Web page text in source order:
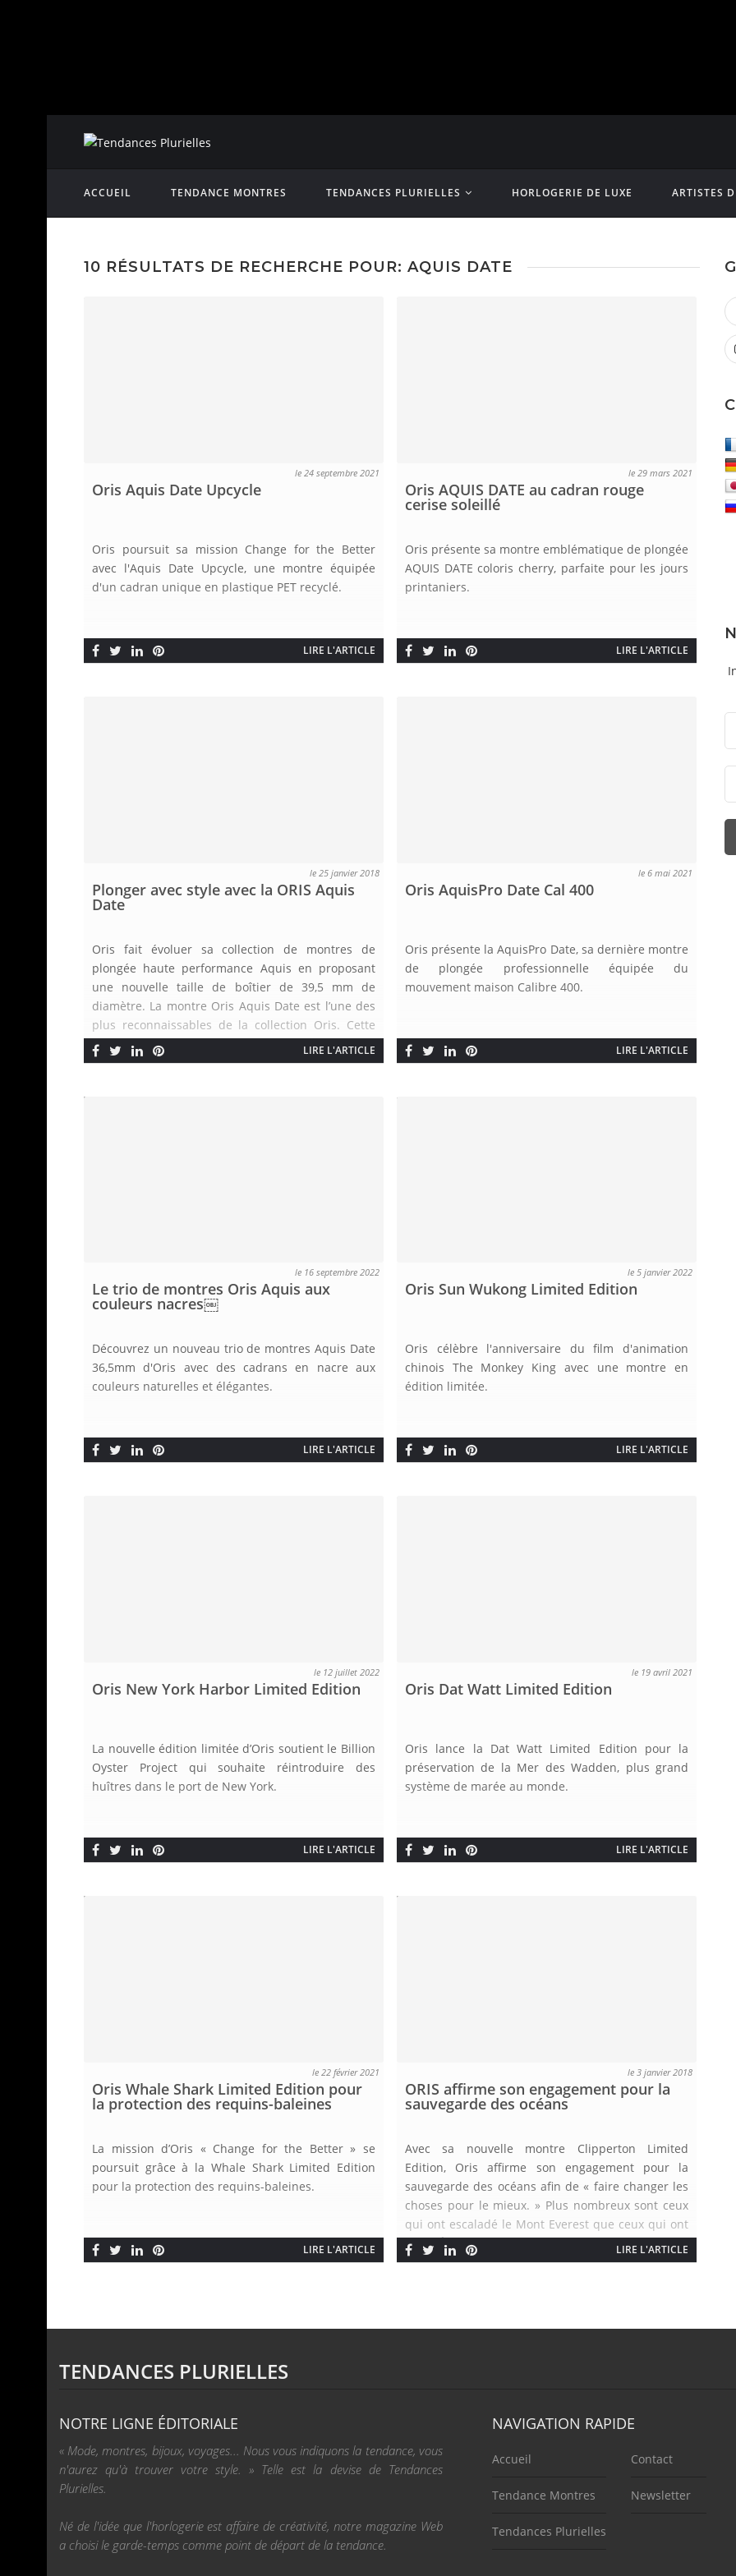
ACCUEIL TENDANCE MONTRES TENDANCES PLURIELLES HORLOGERIE DE LUXE ARTISTES
10 RÉSULTATS DE RECHERCHE POUR: AQUIS DATE
le 24 septembre 2021
Oris Aquis Date Upcycle
Oris poursuit sa mission Change for the Better
avec l'Aquis Date Upcycle, une montre équipée
d'un cadran unique en plastique PET recyclé.
LIRE L'ARTICLE
le 29 mars 2021
Oris AQUIS DATE au cadran rouge
cerise soleillé
Oris présente sa montre emblématique de plongée
AQUIS DATE coloris cherry, parfaite pour les jours
printaniers.
LIRE L'ARTICLE
le 25 janvier 2018
Plonger avec style avec la ORIS Aquis
Date
Oris fait évoluer sa collection de montres de
plongée haute performance Aquis en proposant
une nouvelle taille de boîtier de 39,5 mm de
diamètre. La montre Oris Aquis Date est l’une des
plus reconnaissables de la collection Oris. Cette
année, la Maison horlogère présente une nouvelle
version de sa montre iconique avec un boîtier de
LIRE L'ARTICLE
le 6 mai 2021
Oris AquisPro Date Cal 400
Oris présente la AquisPro Date, sa dernière montre
de plongée professionnelle équipée du
mouvement maison Calibre 400.
LIRE L'ARTICLE
le 16 septembre 2022
Le trio de montres Oris Aquis aux
couleurs nacres￼
Découvrez un nouveau trio de montres Aquis Date
36,5mm d'Oris avec des cadrans en nacre aux
couleurs naturelles et élégantes.
LIRE L'ARTICLE
le 5 janvier 2022
Oris Sun Wukong Limited Edition
Oris célèbre l'anniversaire du film d'animation
chinois The Monkey King avec une montre en
édition limitée.
LIRE L'ARTICLE
le 12 juillet 2022
Oris New York Harbor Limited Edition
La nouvelle édition limitée d’Oris soutient le Billion
Oyster Project qui souhaite réintroduire des
huîtres dans le port de New York.
LIRE L'ARTICLE
le 19 avril 2021
Oris Dat Watt Limited Edition
Oris lance la Dat Watt Limited Edition pour la
préservation de la Mer des Wadden, plus grand
système de marée au monde.
LIRE L'ARTICLE
le 22 février 2021
Oris Whale Shark Limited Edition pour
la protection des requins-baleines
La mission d’Oris « Change for the Better » se
poursuit grâce à la Whale Shark Limited Edition
pour la protection des requins-baleines.
LIRE L'ARTICLE
le 3 janvier 2018
ORIS affirme son engagement pour la
sauvegarde des océans
Avec sa nouvelle montre Clipperton Limited
Edition, Oris affirme son engagement pour la
sauvegarde des océans afin de « faire changer les
choses pour le mieux. » Plus nombreux sont ceux
qui ont escaladé le Mont Everest que ceux qui ont
foulé l’Île de Clipperton, le territoire le plus isolé au
monde. Cette île inhabitée du Pacifique est […]
LIRE L'ARTICLE
TENDANCES PLURIELLES
NOTRE LIGNE ÉDITORIALE
« Mode, montres, bijoux, voyages... Nous vous indiquons la tendance, vous
n'aurez qu'à trouver votre style. » Telle est la devise de Tendances
Plurielles.
Né de l'idée que l'horlogerie est affaire de créativité, notre magazine Web
a choisi le garde-temps comme point de départ de la tendance.
NAVIGATION RAPIDE
Accueil
Tendance Montres
Tendances Plurielles
Contact
Newsletter